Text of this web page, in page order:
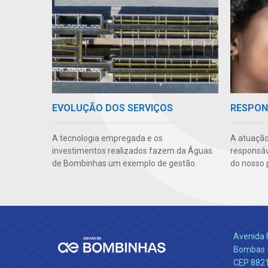
EVOLUÇÃO DOS SERVIÇOS
A tecnologia empregada e os
investimentos realizados fazem da Águas
de Bombinhas um exemplo de gestão.
A
do nosso
Avenida
Bombas
CEP